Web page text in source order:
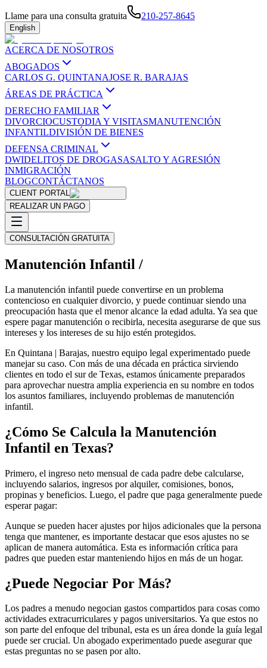
Llame para una consulta gratuita 210-257-8645
English
ACERCA DE NOSOTROS
ABOGADOS
CARLOS G. QUINTANAJOSE R. BARAJAS
ÁREAS DE PRÁCTICA
DERECHO FAMILIAR
DIVORCIOCUSTODIA Y VISITASMANUTENCIÓN
INFANTILDIVISIÓN DE BIENES
DEFENSA CRIMINAL
DWIDELITOS DE DROGASASALTO Y AGRESIÓN
INMIGRACIÓN
BLOGCONTÁCTANOS
CLIENT PORTAL
REALIZAR UN PAGO
CONSULTACIÓN GRATUITA
Manutención Infantil /
La manutención infantil puede convertirse en un problema
contencioso en cualquier divorcio, y puede continuar siendo una
preocupación hasta que el menor alcance la edad adulta. Ya sea que
espere pagar manutención o recibirla, necesita asegurarse de que sus
intereses y los intereses de su hijo estén protegidos.
En Quintana | Barajas, nuestro equipo legal experimentado puede
manejar su caso. Con más de una década en práctica sirviendo
clientes en todo el sur de Texas, estamos únicamente preparados
para aprovechar nuestra amplia experiencia en su nombre en todos
los asuntos familiares, incluyendo problemas de manutención
infantil.
¿Cómo Se Calcula la Manutención
Infantil en Texas?
Primero, el ingreso neto mensual de cada padre debe calcularse,
incluyendo salarios, ingresos por alquiler, comisiones, bonos,
propinas y beneficios. Luego, el padre que paga generalmente puede
esperar pagar:
Aunque se pueden hacer ajustes por hijos adicionales que la persona
tenga que mantener, es importante destacar que esos ajustes no se
aplican de manera automática. Esta es información crítica para
padres que pueden estar manteniendo hijos en más de un hogar.
¿Puede Negociar Por Más?
Los padres a menudo negocian gastos compartidos para cosas como
actividades extracurriculares y pagos universitarios. Ya que estos no
son parte del enfoque del tribunal, esta es un área donde la guía legal
puede ser crucial. Un abogado experimentado puede asegurar que
estas preguntas no se pasen por alto.